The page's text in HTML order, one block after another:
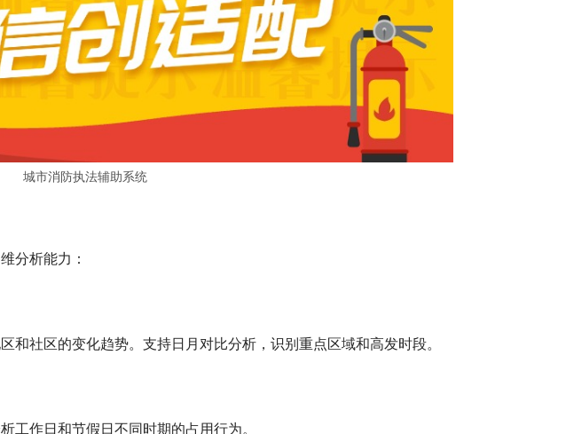
城市消防执法辅助系统
分析能力：
和社区的变化趋势。支持日月对比分析，识别重点区域和高发时段。
工作日和节假日不同时期的占用行为。